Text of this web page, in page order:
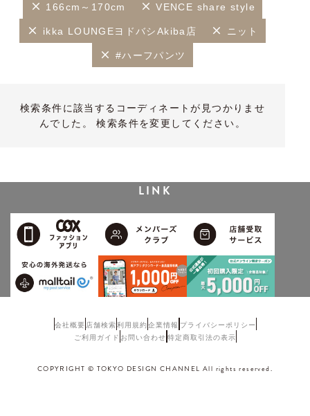
166cm～170cm VENCE share style
ikka LOUNGEヨドバシAkiba店 ニット
#ハーフパンツ
検索条件に該当するコーディネートが見つかりませ
んでした。 検索条件を変更してください。
LINK
会社概要 店舗検索利用規約企業情報 プライバシーポリシー
ご利用ガイド お問い合わせ 特定商取引法の表示
COPYRIGHT © TOKYO DESIGN CHANNEL All rights reserved.